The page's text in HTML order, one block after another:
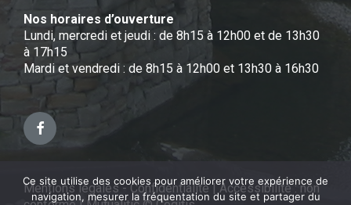
Nos horaires d’ouverture
Lundi, mercredi et jeudi : de 8h15 à 12h00 et de 13h30
à 17h15
Mardi et vendredi : de 8h15 à 12h00 et 13h30 à 16h30
Facebook
Mentions légales - Confidentialité|Accessibilité : non
Ce site utilise des cookies pour améliorer votre expérience de
navigation, mesurer la fréquentation du site et partager du